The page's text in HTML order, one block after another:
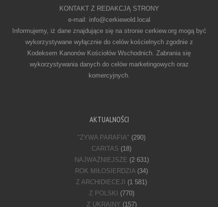
KONTAKT Z REDAKCJĄ STRONY
e-mail: info@cerkiewold.local
Informujemy, iż dane znajdujące się na stronie cerkiew.org mogą być
wykorzystywane wyłącznie do celów kościelnych zgodnie z
Kodeksem Kanonów Kościołów Wschodnich. Zabrania się
wykorzystywania danych do celów marketingowych oraz
komercyjnych.
AKTUALNOŚCI
"ŻYWA PARAFIA" (290)
CARITAS (18)
NAJWAŻNIEJSZE (2 631)
ROK MIŁOSIERDZIA (34)
Z ARCHIDIECEJI (1 581)
Z POLSKI (770)
Z UKRAINY (157)